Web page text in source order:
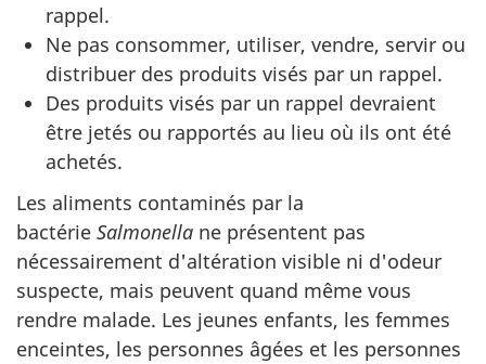
rappel.
Ne pas consommer, utiliser, vendre, servir ou
distribuer des produits visés par un rappel.
Des produits visés par un rappel devraient
être jetés ou rapportés au lieu où ils ont été
achetés.
Les aliments contaminés par la
bactérie Salmonella ne présentent pas
nécessairement d'altération visible ni d'odeur
suspecte, mais peuvent quand même vous
rendre malade. Les jeunes enfants, les femmes
enceintes, les personnes âgées et les personnes